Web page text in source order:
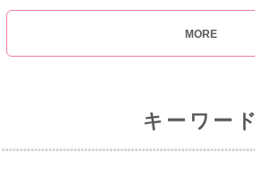
MORE
キーワード